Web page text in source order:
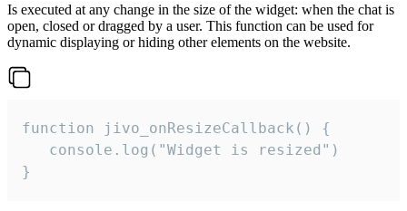
Is executed at any change in the size of the widget: when the chat is
open, closed or dragged by a user. This function can be used for
dynamic displaying or hiding other elements on the website.
function jivo_onResizeCallback() {
   console.log("Widget is resized")
}